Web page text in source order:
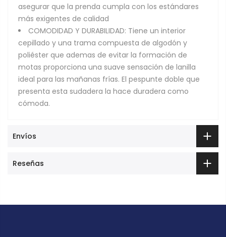
asegurar que la prenda cumpla con los estándares
más exigentes de calidad
COMODIDAD Y DURABILIDAD: Tiene un interior
cepillado y una trama compuesta de algodón y
poliéster que ademas de evitar la formación de
motas proporciona una suave sensación de lanilla
ideal para las mañanas frías. El pespunte doble que
presenta esta sudadera la hace duradera como
cómoda.
Envíos
Reseñas